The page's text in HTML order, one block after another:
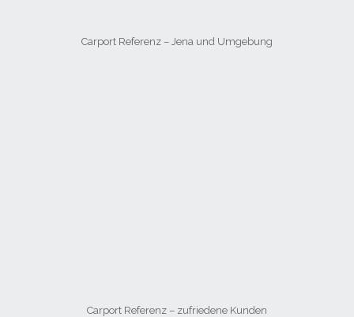
Carport Referenz – Jena und Umgebung
Carport Referenz – zufriedene Kunden